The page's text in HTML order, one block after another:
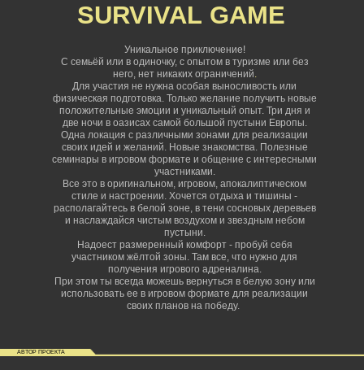
SURVIVAL GAME
Уникальное приключение!
С семьёй или в одиночку, с опытом в туризме или без
него, нет никаких ограничений.
Для участия не нужна особая выносливость или
физическая подготовка. Только желание получить новые
положительные эмоции и уникальный опыт. Три дня и
две ночи в оазисах самой большой пустыни Европы.
Одна локация с различными зонами для реализации
своих идей и желаний. Новые знакомства. Полезные
семинары в игровом формате и общение с интересными
участниками.
Все это в оригинальном, игровом, апокалиптическом
стиле и настроении. Хочется отдыха и тишины -
располагайтесь в белой зоне, в тени сосновых деревьев
и наслаждайся чистым воздухом и звездным небом
пустыни.
Надоест размеренный комфорт - пробуй себя
участником жёлтой зоны. Там все, что нужно для
получения игрового адреналина.
При этом ты всегда можешь вернуться в белую зону или
использовать ее в игровом формате для реализации
своих планов на победу.
АВТОР ПРОЕКТА